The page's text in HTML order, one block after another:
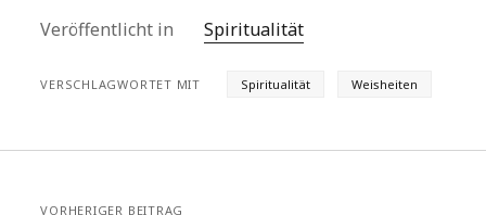
Veröffentlicht in Spiritualität
VERSCHLAGWORTET MIT Spiritualität Weisheiten
VORHERIGER BEITRAG